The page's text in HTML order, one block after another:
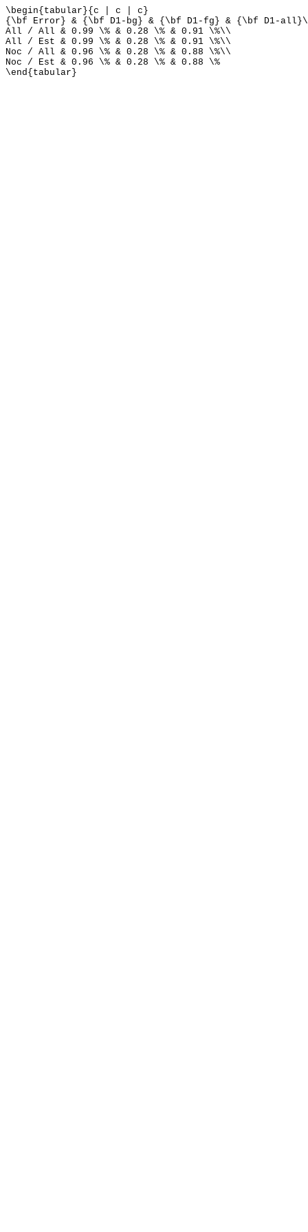
\begin{tabular}{c | c | c}
{\bf Error} & {\bf D1-bg} & {\bf D1-fg} & {\bf D1-
All / All & 0.99 \% & 0.28 \% & 0.91 \%\\
All / Est & 0.99 \% & 0.28 \% & 0.91 \%\\
Noc / All & 0.96 \% & 0.28 \% & 0.88 \%\\
Noc / Est & 0.96 \% & 0.28 \% & 0.88 \%
\end{tabular}